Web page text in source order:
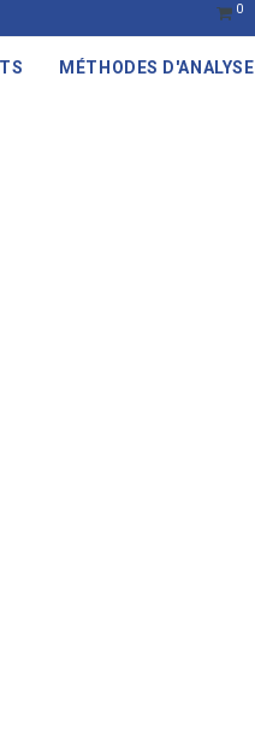
0
MÉTHODES D'ANALYSE